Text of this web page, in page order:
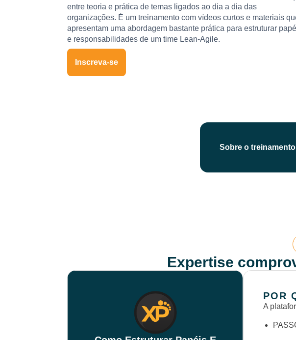
entre teoria e prática de temas ligados ao dia a dia das
organizações. É um treinamento com vídeos curtos e materiais
apresentam uma abordagem bastante prática para estruturar
e responsabilidades de um time Lean-Agile.
Inscreva-se
Sobre o treinamento
Expertise
POR
A